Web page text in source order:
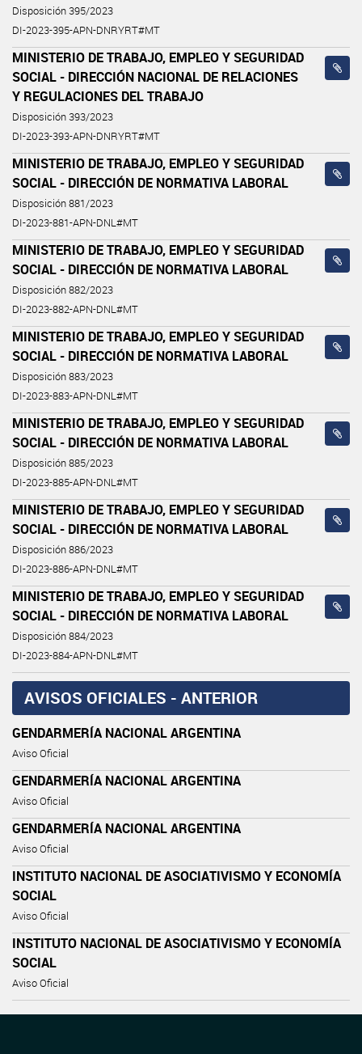
Disposición 395/2023
DI-2023-395-APN-DNRYRT#MT
MINISTERIO DE TRABAJO, EMPLEO Y SEGURIDAD
SOCIAL - DIRECCIÓN NACIONAL DE RELACIONES
Y REGULACIONES DEL TRABAJO
Disposición 393/2023
DI-2023-393-APN-DNRYRT#MT
MINISTERIO DE TRABAJO, EMPLEO Y SEGURIDAD
SOCIAL - DIRECCIÓN DE NORMATIVA LABORAL
Disposición 881/2023
DI-2023-881-APN-DNL#MT
MINISTERIO DE TRABAJO, EMPLEO Y SEGURIDAD
SOCIAL - DIRECCIÓN DE NORMATIVA LABORAL
Disposición 882/2023
DI-2023-882-APN-DNL#MT
MINISTERIO DE TRABAJO, EMPLEO Y SEGURIDAD
SOCIAL - DIRECCIÓN DE NORMATIVA LABORAL
Disposición 883/2023
DI-2023-883-APN-DNL#MT
MINISTERIO DE TRABAJO, EMPLEO Y SEGURIDAD
SOCIAL - DIRECCIÓN DE NORMATIVA LABORAL
Disposición 885/2023
DI-2023-885-APN-DNL#MT
MINISTERIO DE TRABAJO, EMPLEO Y SEGURIDAD
SOCIAL - DIRECCIÓN DE NORMATIVA LABORAL
Disposición 886/2023
DI-2023-886-APN-DNL#MT
MINISTERIO DE TRABAJO, EMPLEO Y SEGURIDAD
SOCIAL - DIRECCIÓN DE NORMATIVA LABORAL
Disposición 884/2023
DI-2023-884-APN-DNL#MT
AVISOS OFICIALES - ANTERIOR
GENDARMERÍA NACIONAL ARGENTINA
Aviso Oficial
GENDARMERÍA NACIONAL ARGENTINA
Aviso Oficial
GENDARMERÍA NACIONAL ARGENTINA
Aviso Oficial
INSTITUTO NACIONAL DE ASOCIATIVISMO Y ECONOMÍA
SOCIAL
Aviso Oficial
INSTITUTO NACIONAL DE ASOCIATIVISMO Y ECONOMÍA
SOCIAL
Aviso Oficial